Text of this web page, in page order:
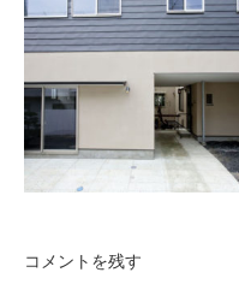
都心に建つ、母親＋夫婦＋子
供2人のための木造2階建て住
コメントを残す